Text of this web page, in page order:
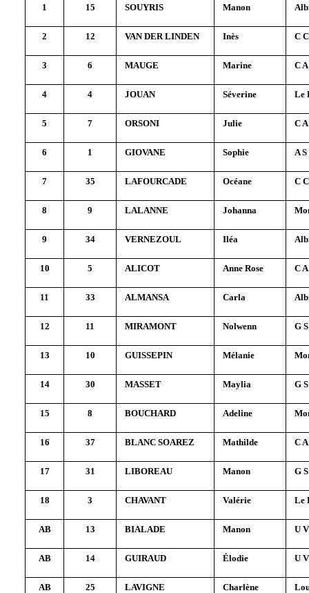
1 15 SOUYRIS Manon
2 12 VAN DER LINDEN Inès C
3 6 MAUGE Marine C
4 4 JOUAN Séverine Le
5 7 ORSONI Julie C
6 1 GIOVANE Sophie A
7 35 LAFOURCADE Océane C
8 9 LALANNE Johanna
9 34 VERNEZOUL Iléa
10 5 ALICOT Anne Rose C
11 33 ALMANSA Carla
12 11 MIRAMONT Nolwenn G
13 10 GUISSEPIN Mélanie
14 30 MASSET Maylia G
15 8 BOUCHARD Adeline
16 37 BLANC SOAREZ Mathilde C
17 31 LIBOREAU Manon G
18 3 CHAVANT Valérie Le
AB 13 BIALADE Manon U
AB 14 GUIRAUD Élodie U
AB 25 LAVIGNE Charlène